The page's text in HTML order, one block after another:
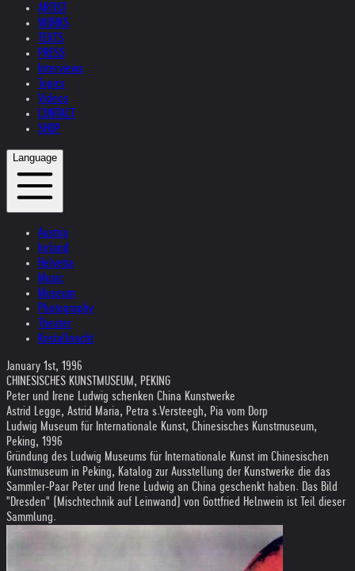
ARTIST
WORKS
TEXTS
PRESS
Interviews
Topics
Videos
CONTACT
SHOP
Language
Austria
Ireland
Helvetia
Music
Museum
Photography
Theater
Kristallnacht
January 1st, 1996
CHINESISCHES KUNSTMUSEUM, PEKING
Peter und Irene Ludwig schenken China Kunstwerke
Astrid Legge, Astrid Maria, Petra s.Versteegh, Pia vom Dorp
Ludwig Museum für Internationale Kunst, Chinesisches Kunstmuseum,
Peking, 1996
Gründung des Ludwig Museums für Internationale Kunst im Chinesischen
Kunstmuseum in Peking, Katalog zur Ausstellung der Kunstwerke die das
Sammler-Paar Peter und Irene Ludwig an China geschenkt haben. Das Bild
"Dresden" (Mischtechnik auf Leinwand) von Gottfried Helnwein ist Teil dieser
Sammlung.